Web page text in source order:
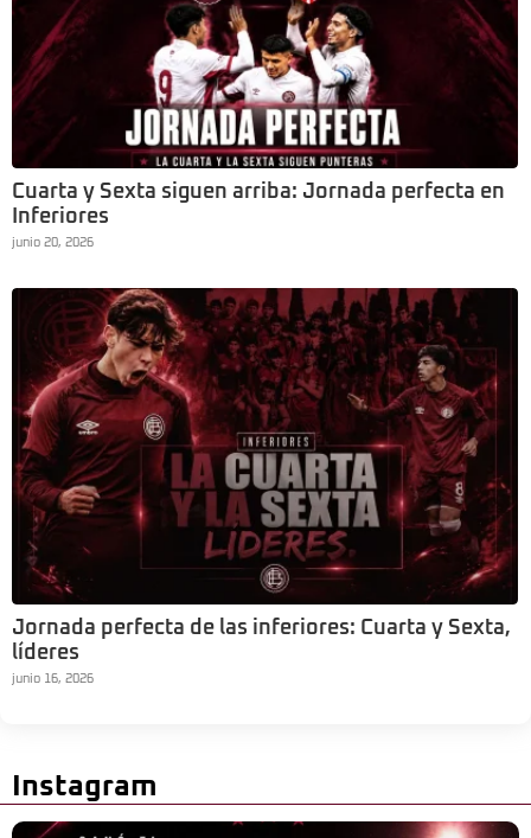
Cuarta y Sexta siguen arriba: Jornada perfecta en
Inferiores
junio 20, 2026
Jornada perfecta de las inferiores: Cuarta y Sexta,
líderes
junio 16, 2026
Instagram